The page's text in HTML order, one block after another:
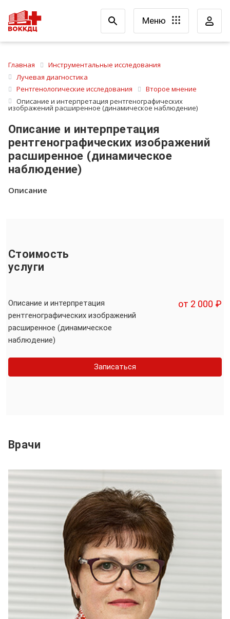
Меню
Главная
Инструментальные исследования
Лучевая диагностика
Рентгенологические исследования
Второе мнение
Описание и интерпретация рентгенографических
изображений расширенное (динамическое наблюдение)
Описание и интерпретация
рентгенографических изображений
расширенное (динамическое
наблюдение)
Описание
Стоимость
услуги
Описание и интерпретация
рентгенографических изображений
расширенное (динамическое
наблюдение)
от 2 000 ₽
Записаться
Врачи